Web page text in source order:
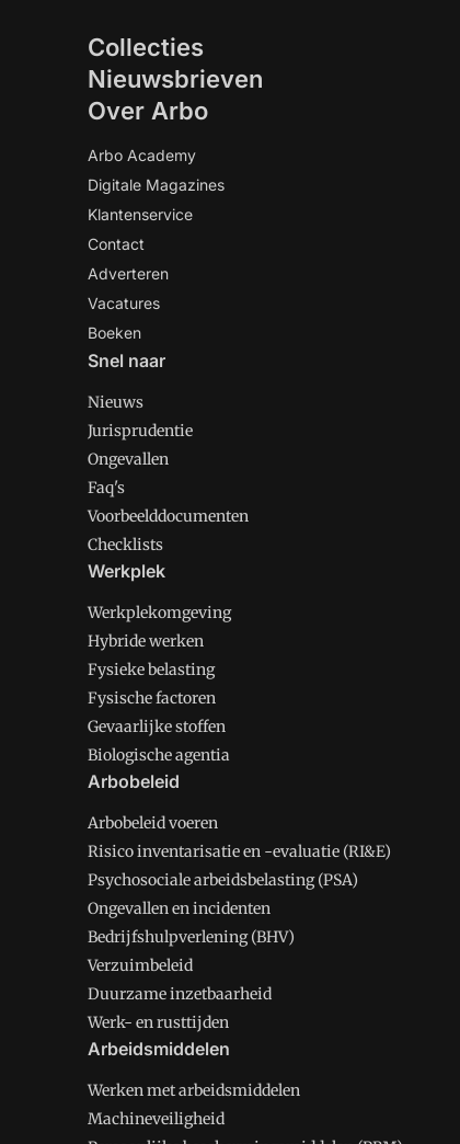
Collecties
Nieuwsbrieven
Over Arbo
Arbo Academy
Digitale Magazines
Klantenservice
Contact
Adverteren
Vacatures
Boeken
Snel naar
Nieuws
Jurisprudentie
Ongevallen
Faq's
Voorbeelddocumenten
Checklists
Werkplek
Werkplekomgeving
Hybride werken
Fysieke belasting
Fysische factoren
Gevaarlijke stoffen
Biologische agentia
Arbobeleid
Arbobeleid voeren
Risico inventarisatie en -evaluatie (RI&E)
Psychosociale arbeidsbelasting (PSA)
Ongevallen en incidenten
Bedrijfshulpverlening (BHV)
Verzuimbeleid
Duurzame inzetbaarheid
Werk- en rusttijden
Arbeidsmiddelen
Werken met arbeidsmiddelen
Machineveiligheid